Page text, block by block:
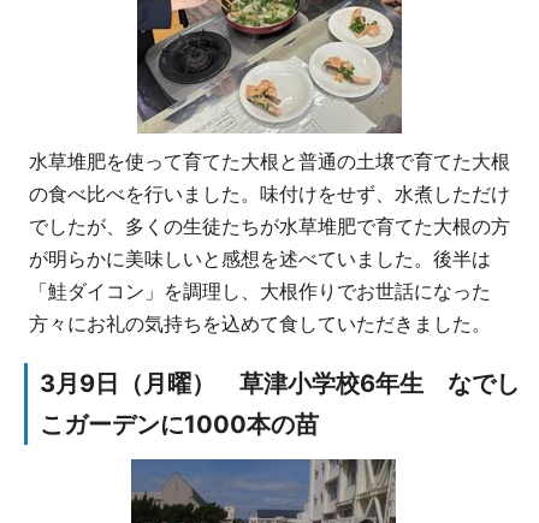
水草堆肥を使って育てた大根と普通の土壌で育てた大根
の食べ比べを行いました。味付けをせず、水煮しただけ
でしたが、多くの生徒たちが水草堆肥で育てた大根の方
が明らかに美味しいと感想を述べていました。後半は
「鮭ダイコン」を調理し、大根作りでお世話になった
方々にお礼の気持ちを込めて食していただきました。
3月9日（月曜） 草津小学校6年生 なでし
こガーデンに1000本の苗